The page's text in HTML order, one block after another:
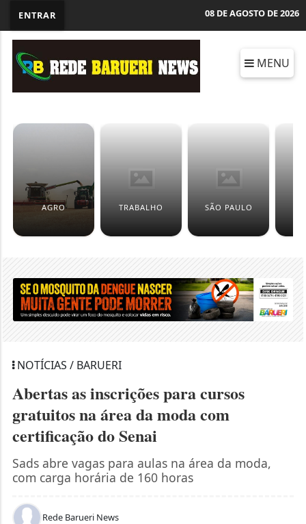
ENTRAR 08 DE AGOSTO DE 2026
MENU
AGRO TRABALHO SÃO PAULO
NOTÍCIAS / BARUERI
Abertas as inscrições para cursos
gratuitos na área da moda com
certificação do Senai
Sads abre vagas para aulas na área da moda,
com carga horária de 160 horas
Rede Barueri News